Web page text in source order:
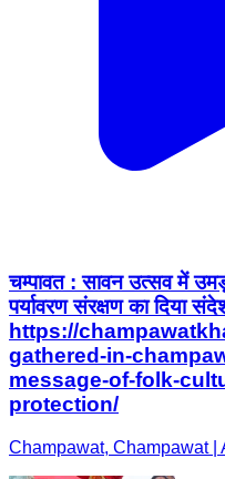
चम्पावत : सावन उत्सव में
पर्यावरण संरक्षण का दिया
https://
gathered-in-
message-of-folk-
protection/
Champawat, Champawat |